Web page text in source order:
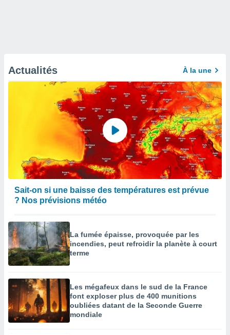
Actualités À la une
Sait-on si une baisse des températures est prévue
? Nos prévisions météo
La fumée épaisse, provoquée par les
incendies, peut refroidir la planète à court
terme
Les mégafeux dans le sud de la France
font exploser plus de 400 munitions
oubliées datant de la Seconde Guerre
mondiale